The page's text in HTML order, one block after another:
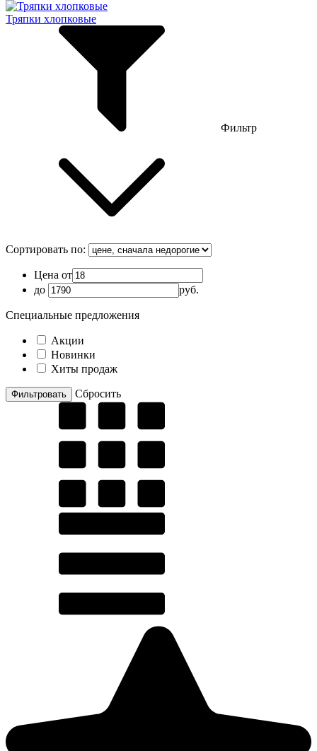
Тряпки хлопковые
Фильтр
Сортировать по:
Цена от
до
руб.
Специальные предложения
Акции
Новинки
Хиты продаж
Cбросить